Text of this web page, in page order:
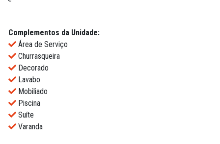
Complementos da Unidade:
Área de Serviço
Churrasqueira
Decorado
Lavabo
Mobiliado
Piscina
Suíte
Varanda